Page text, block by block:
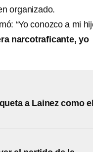
organizado.
“Yo conozco a mi
narcotraficante, yo
a Lainez como